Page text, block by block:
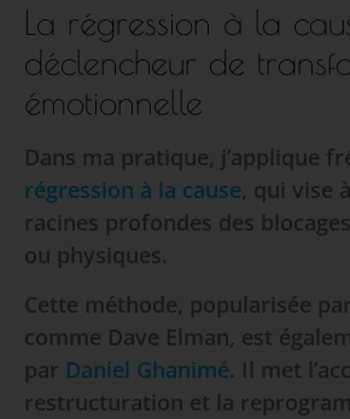
La régression à la
déclencheur de
émotionnelle
Dans ma pratique, j’applique
régression à la cause, qui vise
racines profondes des
ou physiques.
Cette méthode, popularisée
comme Dave Elman, est
par Daniel Ghanimé. Il met
restructuration et la